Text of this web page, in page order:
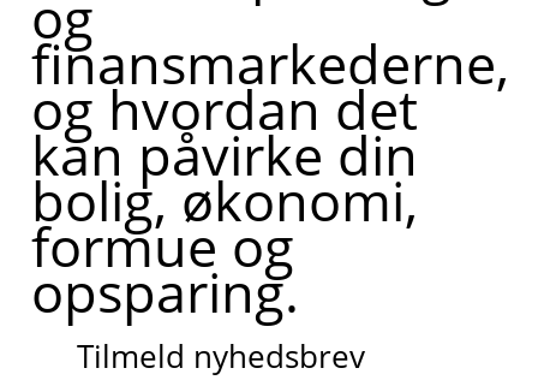
og
finansmarkederne,
og hvordan det
kan påvirke din
bolig, økonomi,
formue og
opsparing.
Tilmeld nyhedsbrev